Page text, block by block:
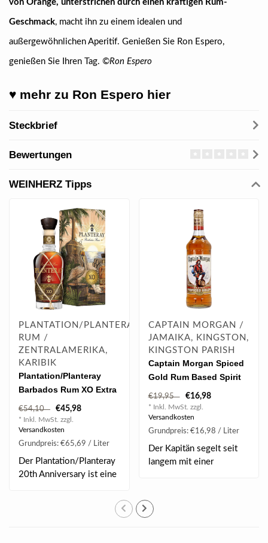
von Orange, unterstrichen durch einen kräftigen Rum-
Geschmack, macht ihn zu einem idealen und
außergewöhnlichen Aperitif. Genießen Sie Ron Espero,
genießen Sie Ihren Tag. ©Ron Espero
♥ mehr zu Ron Espero hier
Steckbrief
Bewertungen
WEINHERZ Tipps
PLANTATION/PLANTERAY
RUM /
ZENTRALAMERIKA,
KARIBIK
Plantation/Planteray
Barbados Rum XO Extra
Old 20th Anniversary 0.7
l 40% vol
€54,10 €45,98
* Inkl. MwSt. zzgl.
Versandkosten
Grundpreis: €65,69 / Liter
Der Plantation/Planteray
20th Anniversary ist eine
CAPTAIN MORGAN /
JAMAIKA, KINGSTON,
KINGSTON PARISH
Captain Morgan Spiced
Gold Rum Based Spirit
1.0 l 35% vol
€19,95 €16,98
* Inkl. MwSt. zzgl.
Versandkosten
Grundpreis: €16,98 / Liter
Der Kapitän segelt seit
langem mit einer